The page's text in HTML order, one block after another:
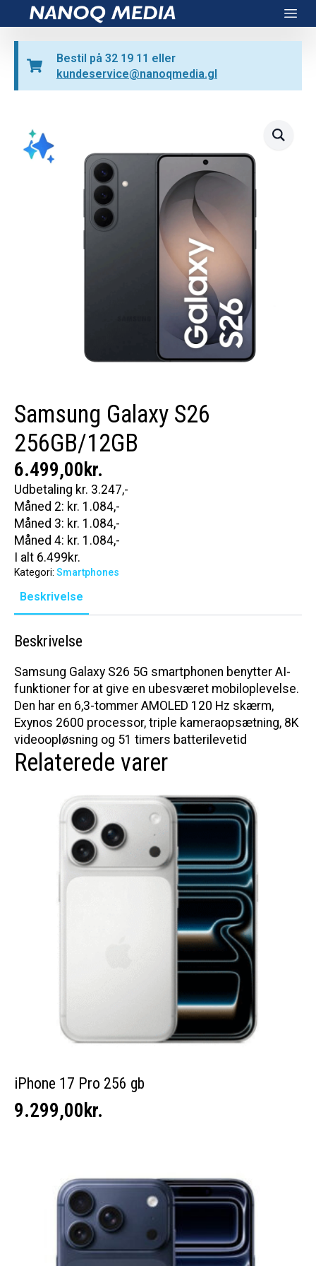
Nanoq Media
Bestil på 32 19 11 eller
kundeservice@nanoqmedia.gl
Samsung Galaxy S26
256GB/12GB
6.499,00kr.
Udbetaling kr. 3.247,-
Måned 2: kr. 1.084,-
Måned 3: kr. 1.084,-
Måned 4: kr. 1.084,-
I alt 6.499kr.
Kategori: Smartphones
Beskrivelse
Beskrivelse
Samsung Galaxy S26 5G smartphonen benytter AI-
funktioner for at give en ubesværet mobiloplevelse.
Den har en 6,3-tommer AMOLED 120 Hz skærm,
Exynos 2600 processor, triple kameraopsætning, 8K
videoopløsning og 51 timers batterilevetid
Relaterede varer
iPhone 17 Pro 256 gb
9.299,00kr.